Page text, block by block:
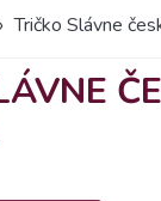
› Tričko Slávne